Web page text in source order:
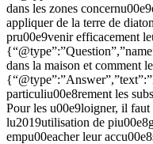
dans les zones
appliquer de la terre de
pru00e9venir efficacement
dans la maison et comment
particuliu00e8rement les
Pour les u00e9loigner, il
lu2019utilisation de
empu00eacher leur